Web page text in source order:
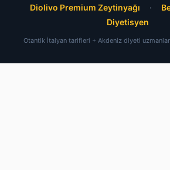
Diolivo Premium Zeytinyağı ·
Diyetisyen
Otantik İtalyan tarifleri + Akdeniz diyeti